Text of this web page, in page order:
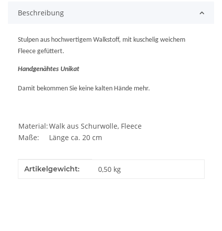
Beschreibung
Stulpen aus hochwertigem Walkstoff, mit kuschelig weichem
Fleece gefüttert.
Handgenähtes Unikat
Damit bekommen Sie keine kalten Hände mehr.
Material:Walk aus Schurwolle, Fleece
Maße:
Länge ca. 20 cm
Produkteigenschaft
Wert
Artikelgewicht: 0,50 kg